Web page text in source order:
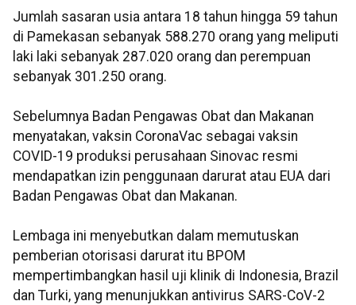
Jumlah sasaran usia antara 18 tahun hingga 59 tahun
di Pamekasan sebanyak 588.270 orang yang meliputi
laki laki sebanyak 287.020 orang dan perempuan
sebanyak 301.250 orang.
Sebelumnya Badan Pengawas Obat dan Makanan
menyatakan, vaksin CoronaVac sebagai vaksin
COVID-19 produksi perusahaan Sinovac resmi
mendapatkan izin penggunaan darurat atau EUA dari
Badan Pengawas Obat dan Makanan.
Lembaga ini menyebutkan dalam memutuskan
pemberian otorisasi darurat itu BPOM
mempertimbangkan hasil uji klinik di Indonesia, Brazil
dan Turki, yang menunjukkan antivirus SARS-CoV-2